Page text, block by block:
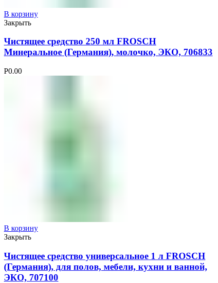
В корзину
Закрыть
Чистящее средство 250 мл FROSCH
Минеральное (Германия), молочко, ЭКО, 706833
Р0.00
В корзину
Закрыть
Чистящее средство универсальное 1 л FROSCH
(Германия), для полов, мебели, кухни и ванной,
ЭКО, 707100